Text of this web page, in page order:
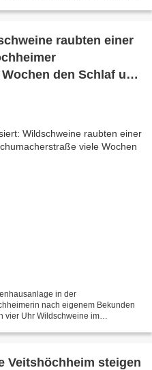
raubten einer
den Schlaf und
in der
nach eigenem Bekunden
vier Uhr Wildschweine im
Veitshöchheim steigen